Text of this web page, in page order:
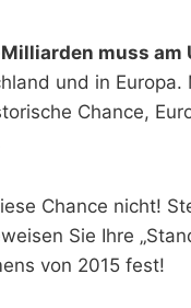
muss
und in
Chance,
Chance nicht!
Sie Ihre
von 2015 fest!